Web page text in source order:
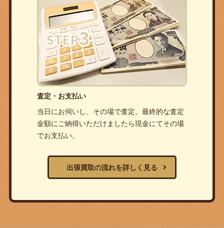
査定・お支払い
当日にお伺いし、その場で査定。最終的な査定
金額にご納得いただけましたら現金にてその場
でお支払い。
出張買取の流れを詳しく見る